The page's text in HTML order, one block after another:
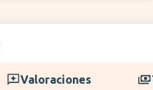
Valoraciones